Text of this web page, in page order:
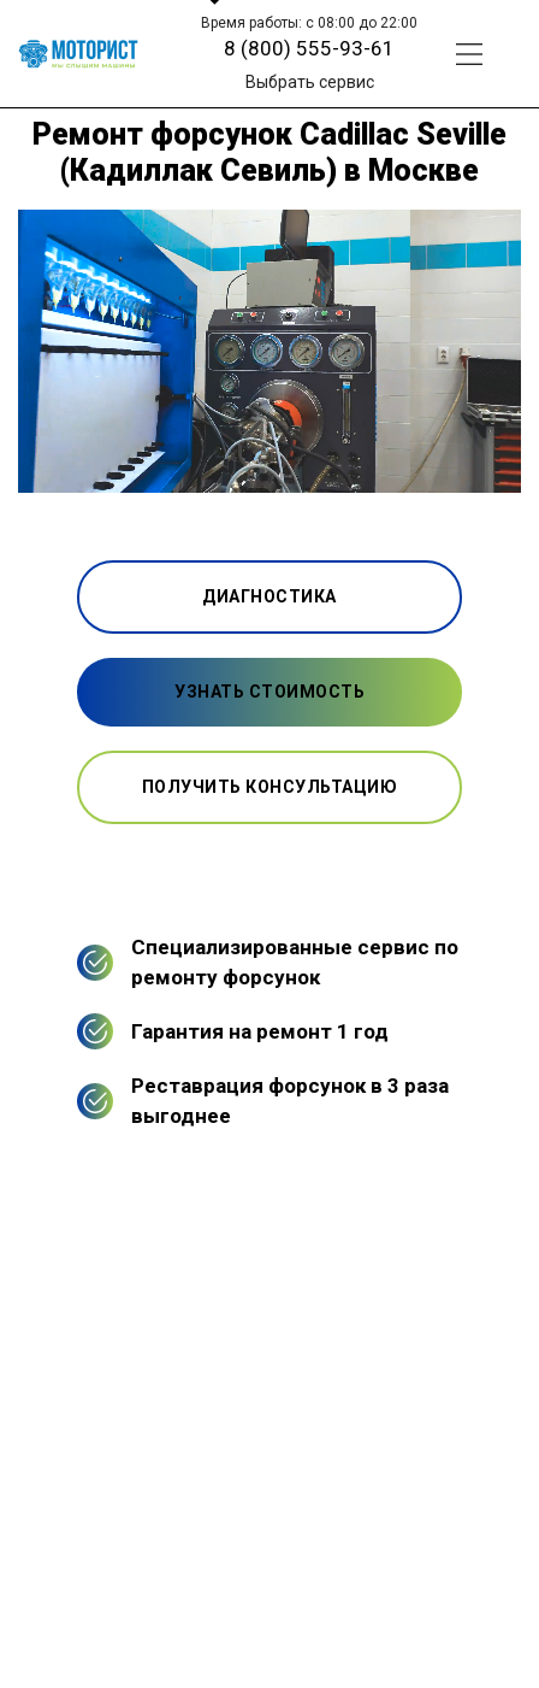
Время работы: с 08:00 до 22:00
8 (800) 555-93-61
Выбрать сервис
Ремонт форсунок Cadillac Seville
(Кадиллак Севиль) в Москве
ДИАГНОСТИКА
УЗНАТЬ СТОИМОСТЬ
ПОЛУЧИТЬ КОНСУЛЬТАЦИЮ
Специализированные сервис по
ремонту форсунок
Гарантия на ремонт 1 год
Реставрация форсунок в 3 раза
выгоднее